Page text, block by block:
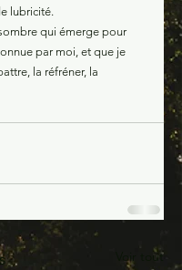
lubricité.
qui émerge pour
par moi, et que je
la réfréner, la
Voir tout